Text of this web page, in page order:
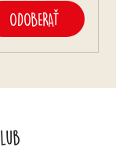
ODOBERAŤ